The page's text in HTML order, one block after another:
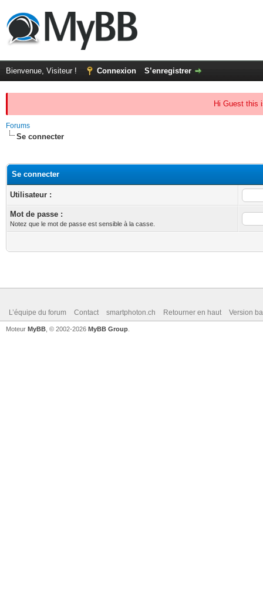
Bienvenue, Visiteur ! Connexion S’enregistrer
Hi Guest this
Forums
Se connecter
Se connecter
Utilisateur :
Mot de passe :
Notez que le mot de passe est sensible à la casse.
L’équipe du forum Contact smartphoton.ch Retourner en haut Version
Moteur MyBB , © 2002-2026 MyBB Group